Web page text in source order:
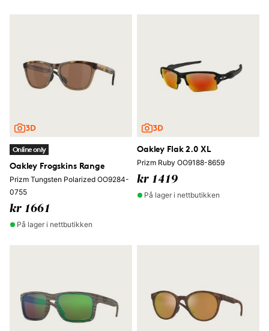
Online only
Oakley Frogskins Range
Prizm Tungsten Polarized OO9284-
0755
kr 1661
På lager i nettbutikken
Oakley Flak 2.0 XL
Prizm Ruby OO9188-8659
kr 1419
På lager i nettbutikken